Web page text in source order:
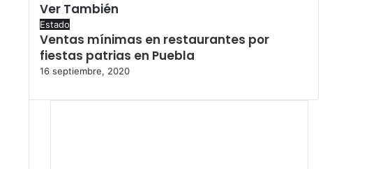
Ver También
Close
Estado
Ventas mínimas en restaurantes por
fiestas patrias en Puebla
16 septiembre, 2020